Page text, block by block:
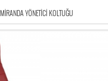
MİRANDA YÖNETİCİ KOLTUĞU